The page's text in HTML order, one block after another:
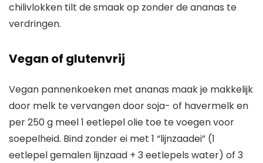
chilivlokken tilt de smaak op zonder de ananas te
verdringen.
Vegan of glutenvrij
Vegan pannenkoeken met ananas maak je makkelijk
door melk te vervangen door soja- of havermelk en
per 250 g meel 1 eetlepel olie toe te voegen voor
soepelheid. Bind zonder ei met 1 “lijnzaadei” (1
eetlepel gemalen lijnzaad + 3 eetlepels water) of 3